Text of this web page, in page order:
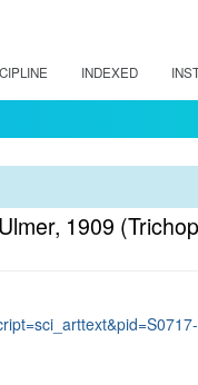
INDEXED
1909